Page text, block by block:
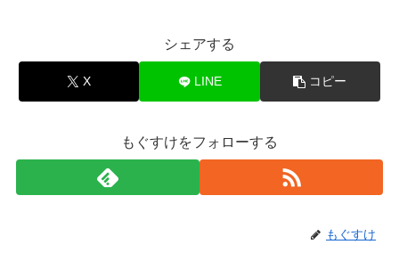
シェアする
X LINE コピー
もぐすけをフォローする
もぐすけ